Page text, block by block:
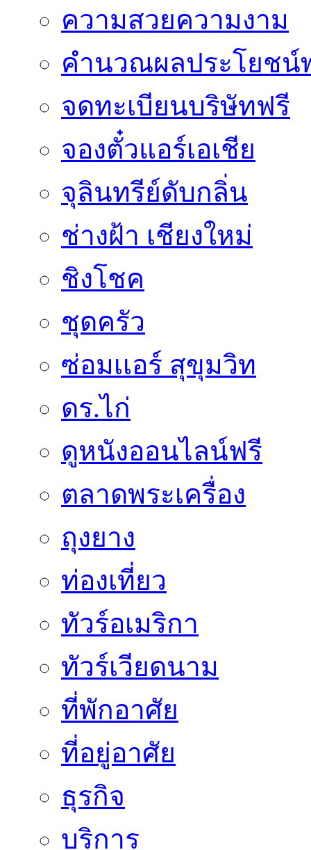
ความสวยความงาม
คำนวณผลประโยชน์
จดทะเบียนบริษัทฟรี
จองตั๋วแอร์เอเชีย
จุลินทรีย์ดับกลิ่น
ช่างฝ้า เชียงใหม่
ชิงโชค
ชุดครัว
ซ่อมเเอร์ สุขุมวิท
ดร.ไก่
ดูหนังออนไลน์ฟรี
ตลาดพระเครื่อง
ถุงยาง
ท่องเที่ยว
ทัวร์อเมริกา
ทัวร์เวียดนาม
ที่พักอาศัย
ที่อยู่อาศัย
ธุรกิจ
บริการ